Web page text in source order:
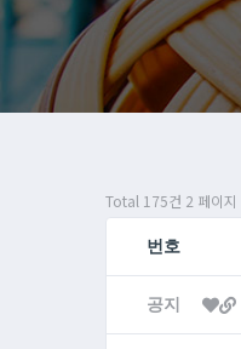
Total 175건 2 페이지
번호
공지